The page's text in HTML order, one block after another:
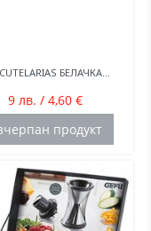
БЕЛАЧКА...
9 лв. / 4,60 €
продукт